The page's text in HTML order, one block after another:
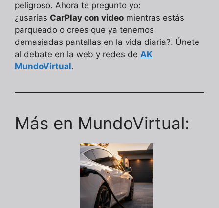
peligroso. Ahora te pregunto yo:
¿usarías CarPlay con video mientras estás
parqueado o crees que ya tenemos
demasiadas pantallas en la vida diaria?. Únete
al debate en la web y redes de AK
MundoVirtual.
Más en MundoVirtual: